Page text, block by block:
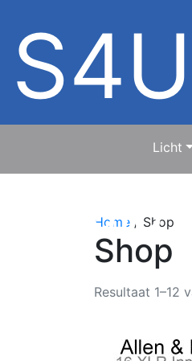
S4U
geluid
Licht
Home / Shop
Shop
Resultaat 1–12